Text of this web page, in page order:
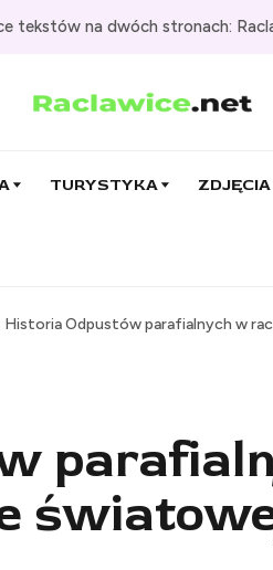
tekstów na dwóch stronach:
TURYSTYKA ZDJĘCIA
Historia Odpustów parafialnych w